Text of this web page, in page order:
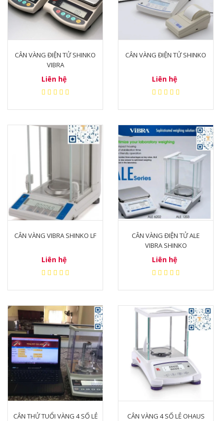
CÂN VÀNG ĐIỆN TỬ SHINKO
VIBRA
Liên hệ
CÂN VÀNG ĐIỆN TỬ SHINKO
Liên hệ
CÂN VÀNG VIBRA SHINKO LF
Liên hệ
CÂN VÀNG ĐIỆN TỬ ALE
VIBRA SHINKO
Liên hệ
CÂN THỬ TUỔI VÀNG 4 SỐ LẺ
CÂN VÀNG 4 SỐ LẺ OHAUS